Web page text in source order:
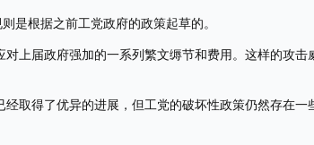
是根据之前工党政府的政策起草的。
上届政府强加的一系列繁文缛节和费用。这样的攻击
取得了优异的进展，但工党的破坏性政策仍然存在一